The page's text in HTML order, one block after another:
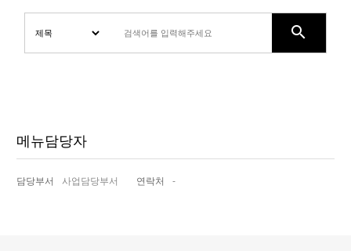
search
메뉴담당자
담당부서 사업담당부서 연락처 -